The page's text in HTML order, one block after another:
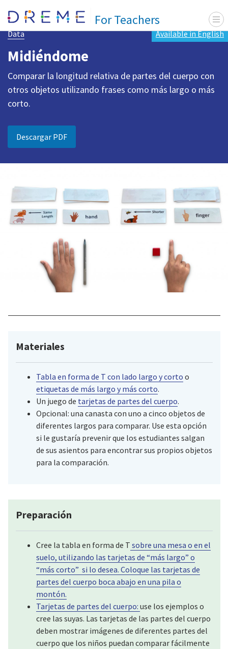
Go to Home page For Teachers
Medición
Data
Available in English
Midiéndome
Comparar la longitud relativa de partes del cuerpo con
otros objetos utilizando frases como más largo o más
corto.
Descargar PDF
Materiales
Tabla en forma de T con lado largo y corto o
etiquetas de más largo y más corto.
Un juego de tarjetas de partes del cuerpo.
Opcional: una canasta con uno a cinco objetos de
diferentes largos para comparar. Use esta opción
si le gustaría prevenir que los estudiantes salgan
de sus asientos para encontrar sus propios objetos
para la comparación.
Preparación
Cree la tabla en forma de T sobre una mesa o en el
suelo, utilizando las tarjetas de “más largo” o
“más corto” si lo desea. Coloque las tarjetas de
partes del cuerpo boca abajo en una pila o
montón.
Tarjetas de partes del cuerpo: use los ejemplos o
cree las suyas. Las tarjetas de las partes del cuerpo
deben mostrar imágenes de diferentes partes del
cuerpo que los niños puedan comparar fácilmente